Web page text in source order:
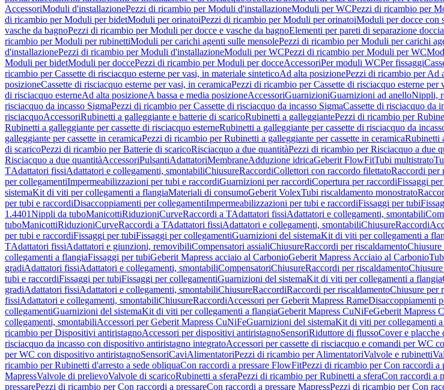
AccessoriModuli d'installazionePezzi di ricambio per Moduli d'installazioneModuli per WCPezzi di ricambio per
di ricambio per Moduli per bidetModuli per orinatoiPezzi di ricambio per Moduli per orinatoiModuli per docce con
vasche da bagnoPezzi di ricambio per Moduli per docce e vasche da bagnoElementi per pareti di separazione doccia
ricambio per Moduli per rubinettiModuli per carichi agenti sulle mensolePezzi di ricambio per Moduli per carichi
d'installazionePezzi di ricambio per Moduli d'installazioneModuli per WCPezzi di ricambio per Moduli per WC
Moduli per bidetModuli per doccePezzi di ricambio per Moduli per docceAccessoriPer moduli WCPer fissaggi
ricambio per Cassette di risciacquo esterne per vasi, in materiale sinteticoAd alta posizionePezzi di ricambio per Ad
posizioneCassette di risciacquo esterne per vasi, in ceramicaPezzi di ricambio per Cassette di risciacquo esterne per
di risciacquo esterneAd alta posizioneA bassa e media posizioneAccessoriGuarnizioniGuarnizioni ad anelloNippli,
risciacquo da incasso SigmaPezzi di ricambio per Cassette di risciacquo da incasso SigmaCassette di risciacquo da
risciacquoAccessoriRubinetti a galleggiante e batterie di scaricoRubinetti a galleggiantePezzi di ricambio per
Rubinetti a galleggiante per cassette di risciacquo esterneRubinetti a galleggiante per cassette di risciacquo da
galleggiante per cassette in ceramicaPezzi di ricambio per Rubinetti a galleggiante per cassette in ceramicaRubinetti
di scaricoPezzi di ricambio per Batterie di scaricoRisciacquo a due quantitàPezzi di ricambio per Risciacquo a due
Risciacquo a due quantitàAccessoriPulsantiAdattatoriMembraneAdduzione idricaGeberit FlowFitTubi multistrato
TAdattatori fissiAdattatori e collegamenti, smontabiliChiusureRaccordiCollettori con raccordo filettatoRaccordi per
per collegamentiImpermeabilizzazioni per tubi e raccordiGuarnizioni per raccordiCopertura per raccordiFissaggi
sistemaKit di viti per collegamenti a flangiaMateriali di consumoGeberit VolexTubi riscaldamento monostrato
per tubi e raccordiDisaccoppiamenti per collegamentiImpermeabilizzazioni per tubi e raccordiFissaggi per tubi
1.4401Nippli da tuboManicottiRiduzioniCurveRaccordi a TAdattatori fissiAdattatori e collegamenti, smontabili
tuboManicottiRiduzioniCurveRaccordi a TAdattatori fissiAdattatori e collegamenti, smontabiliChiusureRaccordi
per tubi e raccordiFissaggi per tubiFissaggi per collegamentiGuarnizioni del sistemaKit di viti per collegamenti a
TAdattatori fissiAdattatori e giunzioni, removibiliCompensatori assialiChiusureRaccordi per riscaldamentoChiusure
collegamenti a flangiaFissaggi per tubiGeberit Mapress acciaio al CarbonioGeberit Mapress Acciaio al Carbonio
gradiAdattatori fissiAdattatori e collegamenti, smontabiliCompensatoriChiusureRaccordi per riscaldamento
tubi e raccordiFissaggi per tubiFissaggi per collegamentiGuarnizioni del sistemaKit di viti per collegamenti a flangia
gradiAdattatori fissiAdattatori e collegamenti, smontabiliChiusureRaccordiRaccordi per riscaldamentoChiusure per
fissiAdattatori e collegamenti, smontabiliChiusureRaccordiAccessori per Geberit Mapress RameDisaccoppiamenti
collegamentiGuarnizioni del sistemaKit di viti per collegamenti a flangiaGeberit Mapress CuNiFeGeberit Mapress
collegamenti, smontabiliAccessori per Geberit Mapress CuNiFeGuarnizioni del sistemaKit di viti per collegamenti
ricambio per Dispositivi antiristagnoAccessori per dispositivi antiristagnoSensoriRiduttore di flussoCover e placche
risciacquo da incasso con dispositivo antiristagno integratoAccessori per cassette di risciacquo e comandi per WC
per WC con dispositivo antiristagnoSensoriCaviAlimentatoriPezzi di ricambio per AlimentatoriValvole e rubinetti
ricambio per Rubinetti d'arresto a sede obliquaCon raccordi a pressare FlowFitPezzi di ricambio per Con raccordi a
MapressValvole di prelievoValvole di scaricoRubinetti a sferaPezzi di ricambio per Rubinetti a sferaCon raccordi a
pressarePezzi di ricambio per Con raccordi a pressareCon raccordi a pressare MapressPezzi di ricambio per Con